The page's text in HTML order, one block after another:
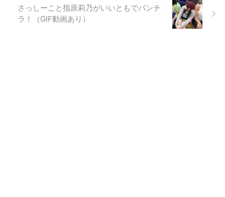
さっしーこと指原莉乃がいいともでパンチ
ラ！（GIF動画あり）